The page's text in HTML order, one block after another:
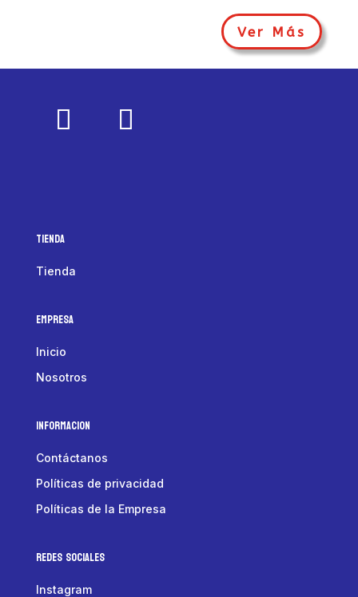
Ver Más
Tienda
Tienda
Empresa
Inicio
Nosotros
Informacion
Contáctanos
Políticas de privacidad
Políticas de la Empresa
Redes Sociales
Instagram